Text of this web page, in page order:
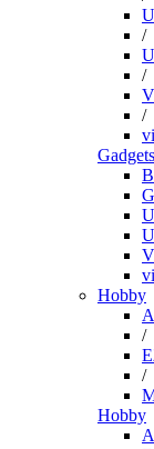
/
/
/
Gadgets
Hobby
/
/
Hobby